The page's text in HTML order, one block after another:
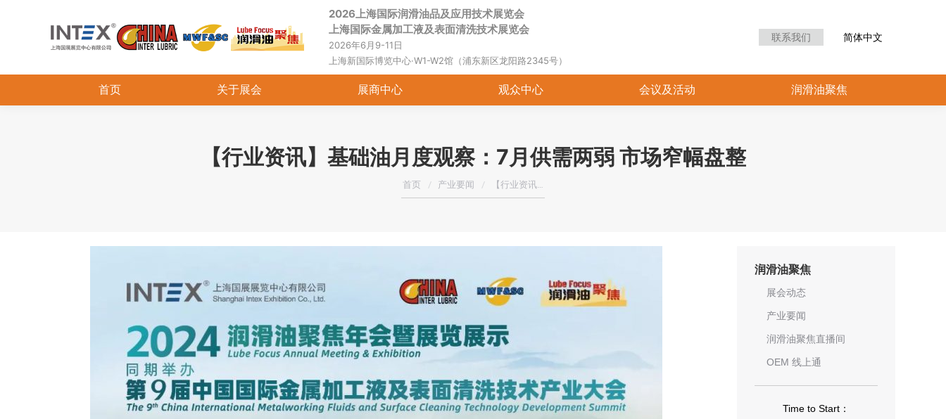
2026上海国际润滑油品及应用技术展览会
上海国际金属加工液及表面清洗技术展览会
2026年6月9-11日
上海新国际博览中心·W1-W2馆（浦东新区龙阳路2345号）
联系我们 简体中文
首页 关于展会 展商中心 观众中心 会议及活动 润滑油聚焦
【行业资讯】基础油月度观察：7月供需两弱 市场窄幅盘整
您在这里：
首页 产业要闻 【行业资讯…
润滑油聚焦
展会动态
产业要闻
润滑油聚焦直播间
OEM 线上通
Time to Start：
首页 关于展会 展商中心